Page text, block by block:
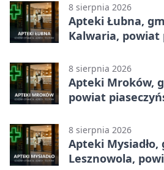
8 sierpnia 2026
Apteki Łubna,
Kalwaria, powiat
8 sierpnia 2026
Apteki Mroków,
powiat
8 sierpnia 2026
Apteki Mysiadło,
Lesznowola,